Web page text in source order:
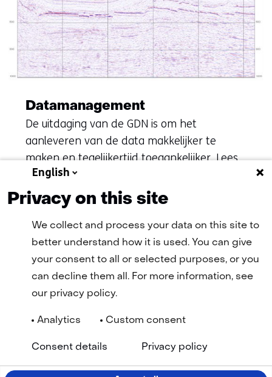
Datamanagement
De uitdaging van de GDN is om het
aanleveren van de data makkelijker te
maken en tegelijkertijd toegankelijker. Lees
op deze pagina hoe wij dit doen.
Navigatie
Privacy statementDisclaimer(opent
venster)
Toegankelijkheid
English
Privacy on this site
We collect and process your data on this site to
better understand how it is used. You can give
your consent to all or selected purposes, or you
can decline them all. For more information, see
our privacy policy.
Analytics Custom consent
Consent details Privacy policy